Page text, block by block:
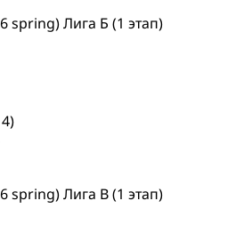
spring) Лига Б (1 этап)
spring) Лига В (1 этап)